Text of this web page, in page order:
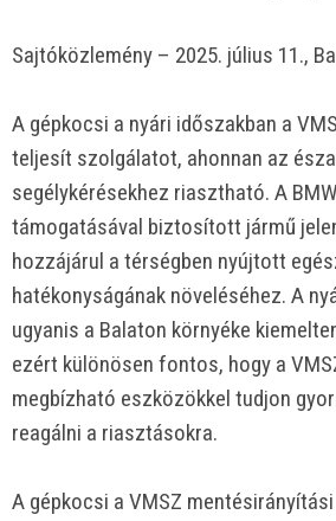
Sajtóközlemény – 2025. július 11.,
A gépkocsi a nyári időszakban a
teljesít szolgálatot, ahonnan az
segélykérésekhez riasztható. A
támogatásával biztosított jármű
hozzájárul a térségben nyújtott
hatékonyságának növeléséhez. A
ugyanis a Balaton környéke
ezért különösen fontos, hogy a
megbízható eszközökkel tudjon
reagálni a riasztásokra.
A gépkocsi a VMSZ